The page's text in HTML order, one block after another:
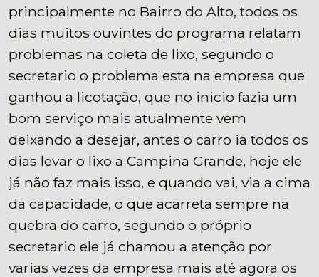
principalmente no Bairro do Alto, todos os
dias muitos ouvintes do programa relatam
problemas na coleta de lixo, segundo o
secretario o problema esta na empresa que
ganhou a licotação, que no inicio fazia um
bom serviço mais atualmente vem
deixando a desejar, antes o carro ia todos os
dias levar o lixo a Campina Grande, hoje ele
já não faz mais isso, e quando vai, via a cima
da capacidade, o que acarreta sempre na
quebra do carro, segundo o próprio
secretario ele já chamou a atenção por
varias vezes da empresa mais até agora os